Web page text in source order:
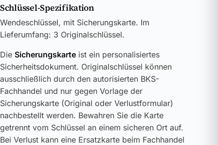
Schlüssel-Spezifikation
Wendeschlüssel, mit Sicherungskarte. Im
Lieferumfang: 3 Originalschlüssel.
Die Sicherungskarte ist ein personalisiertes
Sicherheitsdokument. Originalschlüssel können
ausschließlich durch den autorisierten BKS-
Fachhandel und nur gegen Vorlage der
Sicherungskarte (Original oder Verlustformular)
nachbestellt werden. Bewahren Sie die Karte
getrennt vom Schlüssel an einem sicheren Ort auf.
Bei Verlust kann eine Ersatzkarte beim Fachhandel